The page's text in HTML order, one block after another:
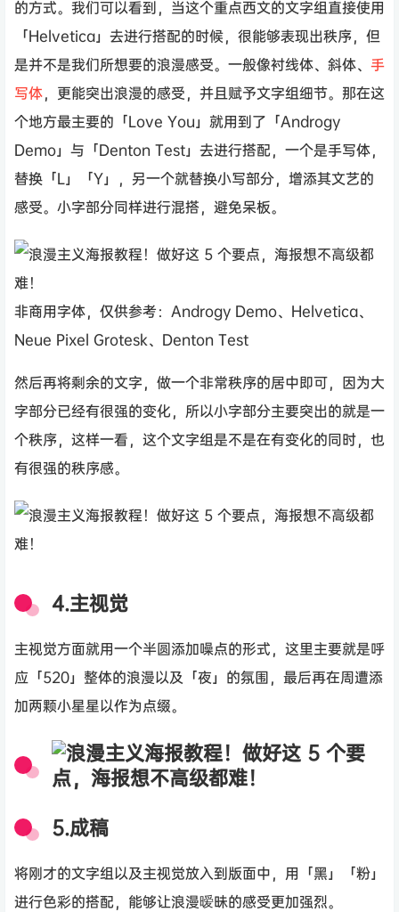
的方式。我们可以看到，当这个重点西文的文字组直接使用
「Helvetica」去进行搭配的时候，很能够表现出秩序，但
是并不是我们所想要的浪漫感受。一般像衬线体、斜体、 手
写体，更能突出浪漫的感受，并且赋予文字组细节。那在这
个地方最主要的「Love You」就用到了「Androgy
Demo」与「Denton Test」去进行搭配，一个是手写体，
替换「L」「Y」，另一个就替换小写部分，增添其文艺的
感受。小字部分同样进行混搭，避免呆板。
非商用字体，仅供参考：Androgy Demo、Helvetica、
Neue Pixel Grotesk、Denton Test
然后再将剩余的文字，做一个非常秩序的居中即可，因为大
字部分已经有很强的变化，所以小字部分主要突出的就是一
个秩序，这样一看，这个文字组是不是在有变化的同时，也
有很强的秩序感。
4.主视觉
主视觉方面就用一个半圆添加噪点的形式，这里主要就是呼
应「520」整体的浪漫以及「夜」的氛围，最后再在周遭添
加两颗小星星以作为点缀。
5.成稿
将刚才的文字组以及主视觉放入到版面中，用「黑」「粉」
进行色彩的搭配，能够让浪漫暧昧的感受更加强烈。